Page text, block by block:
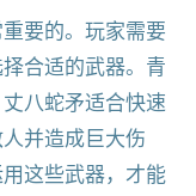
要的。玩家需要
合适的武器。青
八蛇矛适合快速
并造成巨大伤
这些武器，才能